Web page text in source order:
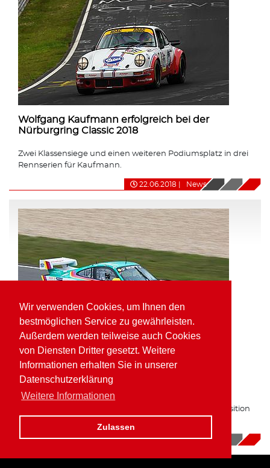
Wir verwenden Cookies, um Ihnen den
bestmöglichen Service zu gewährleisten.
Außerdem werden teilweise auch Cookies
von Diensten Dritter gesetzt. Weitere
Informationen erhalten Sie in unserer
Datenschutzerklärung
Weitere Informationen
Zulassen
Wolfgang Kaufmann erfolgreich bei der
Nürburgring Classic 2018
Zwei Klassensiege und einen weiteren Podiumsplatz in drei
Rennserien für Kaufmann.
22.06.2018 News
Pole Position und schnellste Runde für
Kaufmann in der VLN
Zum zweiten Mal in Folge auf bester Gruppe H Startposition
16.10.2017| News